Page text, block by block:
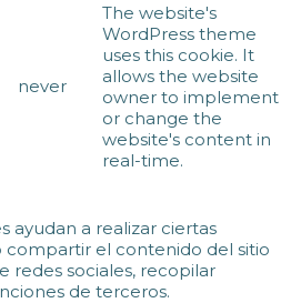
never
The website's
WordPress theme
uses this cookie. It
allows the website
owner to implement
or change the
website's content in
real-time.
ayudan a realizar ciertas
compartir el contenido del sitio
redes sociales, recopilar
de terceros.